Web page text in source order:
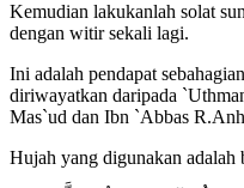
Kemudian lakukanlah solat
dengan witir sekali lagi.
Ini adalah pendapat
diriwayatkan daripada
Mas`ud dan Ibn `Abbas
Hujah yang digunakan adalah